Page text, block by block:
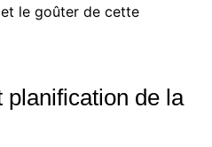
le goûter de cette
planification de la